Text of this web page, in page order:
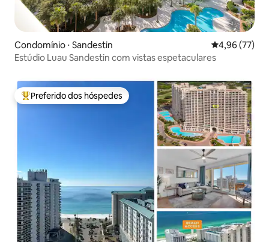
Condomínio ⋅ Sandestin 4,96 de uma
4,96 (77)
Estúdio Luau Sandestin com vistas espetaculares
Entre os melhores preferidos dos hóspedes
Preferido dos hóspedes